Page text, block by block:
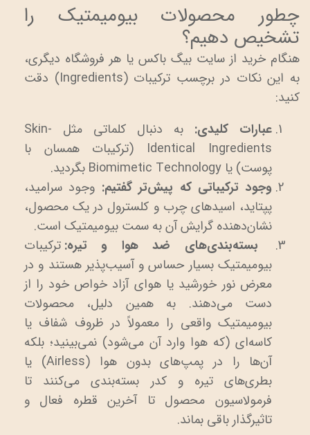
چطور محصولات بیومیمتیک را
تشخیص دهیم؟
هنگام خرید از سایت بیگ باکس یا هر فروشگاه دیگری،
به این نکات در برچسب ترکیبات (Ingredients) دقت
کنید:
عبارات کلیدی:
به دنبال کلماتی مثل Skin-
Identical Ingredients (ترکیبات همسان با
پوست) یا Biomimetic Technology بگردید.
وجود ترکیباتی که پیش‌تر گفتیم: وجود سرامید،
پپتاید، اسیدهای چرب و کلسترول در یک محصول،
نشان‌دهنده گرایش آن به سمت بیومیمتیک است.
بسته‌بندی‌های ضد هوا و تیره: ترکیبات
بیومیمتیک بسیار حساس و آسیب‌پذیر هستند و در
معرض نور خورشید یا هوای آزاد خواص خود را از
دست می‌دهند. به همین دلیل، محصولات
بیومیمتیک واقعی را معمولاً در ظروف شفاف یا
کاسه‌ای (که هوا وارد آن می‌شود) نمی‌بینید؛ بلکه
آن‌ها را در پمپ‌های بدون هوا (Airless) یا
بطری‌های تیره و کدر بسته‌بندی می‌کنند تا
فرمولاسیون محصول تا آخرین قطره فعال و
تاثیرگذار باقی بماند.